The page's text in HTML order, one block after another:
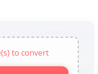
to convert